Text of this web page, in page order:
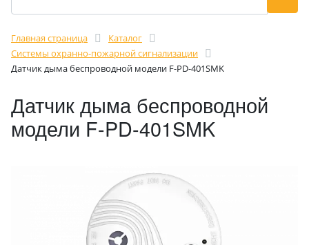
Главная страница
Каталог
Cистемы охранно-пожарной сигнализации
Датчик дыма беспроводной модели F-PD-401SMK
Датчик дыма беспроводной
модели F-PD-401SMK